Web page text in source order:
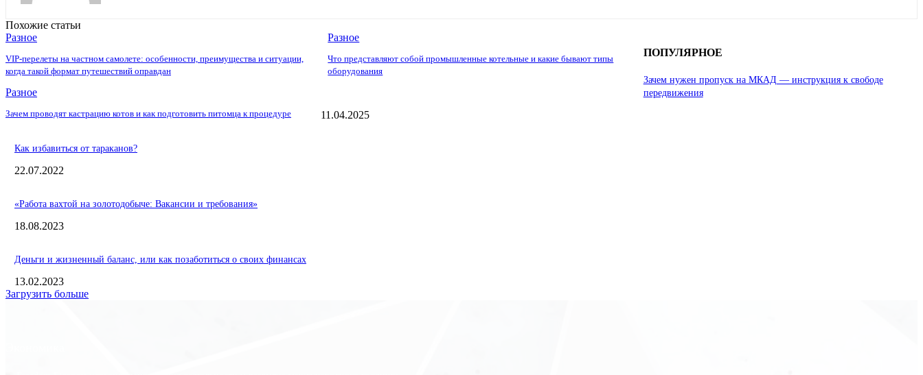
Похожие статьи
Разное
VIP-перелеты на частном самолете: особенности, преимущества и ситуации,
когда такой формат путешествий оправдан
Разное
Что представляют собой промышленные котельные и какие бывают типы
оборудования
Разное
Зачем проводят кастрацию котов и как подготовить питомца к процедуре
ПОПУЛЯРНОЕ
Зачем нужен пропуск на МКАД — инструкция к свободе
передвижения
11.04.2025
Как избавиться от тараканов?
22.07.2022
«Работа вахтой на золотодобыче: Вакансии и требования»
18.08.2023
Деньги и жизненный баланс, или как позаботиться о своих финансах
13.02.2023
Загрузить больше